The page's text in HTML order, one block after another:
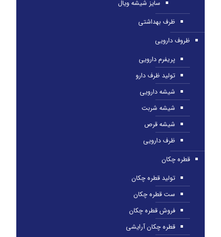
سایز شیشه ویال
ظرف بهداشتی
ظروف دارویی
پریفرم دارویی
تولید ظرف دارو
شیشه دارویی
شیشه شربت
شیشه قرص
ظرف دارویی
قطره چکان
تولید قطره چکان
ست قطره چکان
فروش قطره چکان
قطره چکان آرایشی